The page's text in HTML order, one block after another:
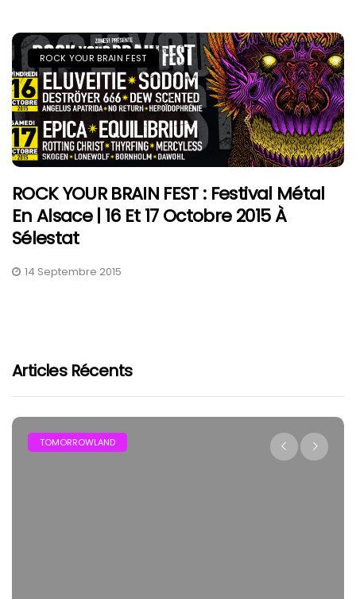
ROCK YOUR BRAIN FEST
ROCK YOUR BRAIN FEST : Festival Métal
En Alsace | 16 Et 17 Octobre 2015 À
Sélestat
14 Septembre 2015
Articles Récents
TOMORROWLAND